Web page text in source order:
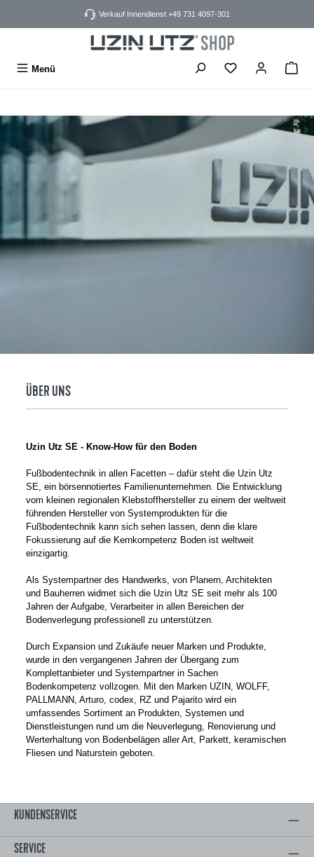
Verkauf Innendienst +49 731 4097-301
Menü
ÜBER UNS
Uzin Utz SE - Know-How für den Boden
Fußbodentechnik in allen Facetten – dafür steht die Uzin Utz
SE, ein börsennotiertes Familienunternehmen. Die Entwicklung
vom kleinen regionalen Klebstoffhersteller zu einem der weltweit
führenden Hersteller von Systemprodukten für die
Fußbodentechnik kann sich sehen lassen, denn die klare
Fokussierung auf die Kernkompetenz Boden ist weltweit
einzigartig.
Als Systempartner des Handwerks, von Planern, Architekten
und Bauherren widmet sich die Uzin Utz SE seit mehr als 100
Jahren der Aufgabe, Verarbeiter in allen Bereichen der
Bodenverlegung professionell zu unterstützen.
Durch Expansion und Zukäufe neuer Marken und Produkte,
wurde in den vergangenen Jahren der Übergang zum
Komplettanbieter und Systempartner in Sachen
Bodenkompetenz vollzogen. Mit den Marken UZIN, WOLFF,
PALLMANN, Arturo, codex, RZ und Pajarito wird ein
umfassendes Sortiment an Produkten, Systemen und
Dienstleistungen rund um die Neuverlegung, Renovierung und
Werterhaltung von Bodenbelägen aller Art, Parkett, keramischen
Fliesen und Naturstein geboten.
KUNDENSERVICE
SERVICE